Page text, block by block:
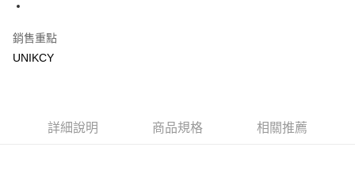
悠遊付
Google Pay
7-11取貨付款［需3-5個工作天不含預購商品］
銷售重點
UNIKCY
詳細說明 商品規格 相關推薦